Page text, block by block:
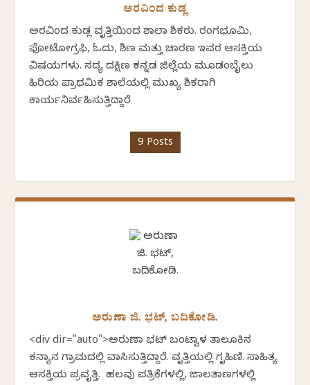
ಅರವಿಂದ ಕುಡ್ಲ
ಅರವಿಂದ ಕುಡ್ಲ ವೃತ್ತಿಯಿಂದ ಶಾಲಾ ಶಿಕ್ಷಕರು. ರಂಗಭೂಮಿ,
ಫೋಟೋಗ್ರಫಿ, ಓದು, ಶಿಕ್ಷಣ ಮತ್ತು ಚಾರಣ ಇವರ ಆಸಕ್ತಿಯ
ವಿಷಯಗಳು. ಸದ್ಯ ದಕ್ಷಿಣ ಕನ್ನಡ ಜಿಲ್ಲೆಯ ಮೂಡಂಬೈಲು
ಹಿರಿಯ ಪ್ರಾಥಮಿಕ ಶಾಲೆಯಲ್ಲಿ ಮುಖ್ಯ ಶಿಕ್ಷಕರಾಗಿ
ಕಾರ್ಯನಿರ್ವಹಿಸುತ್ತಿದ್ದಾರೆ
9 Posts
ಅರುಣಾ ಜಿ. ಭಟ್, ಬದಿಕೋಡಿ.
<div dir="auto">ಅರುಣಾ ಭಟ್ ಬಂಟ್ವಾಳ ತಾಲೂಕಿನ
ಕನ್ಯಾನ ಗ್ರಾಮದಲ್ಲಿ ವಾಸಿಸುತ್ತಿದ್ದಾರೆ. ವೃತ್ತಿಯಲ್ಲಿ ಗೃಹಿಣಿ. ಸಾಹಿತ್ಯ
ಆಸಕ್ತಿಯ ಪ್ರವೃತ್ತಿ. ಹಲವು ಪತ್ರಿಕೆಗಳಲ್ಲಿ, ಜಾಲತಾಣಗಳಲ್ಲಿ